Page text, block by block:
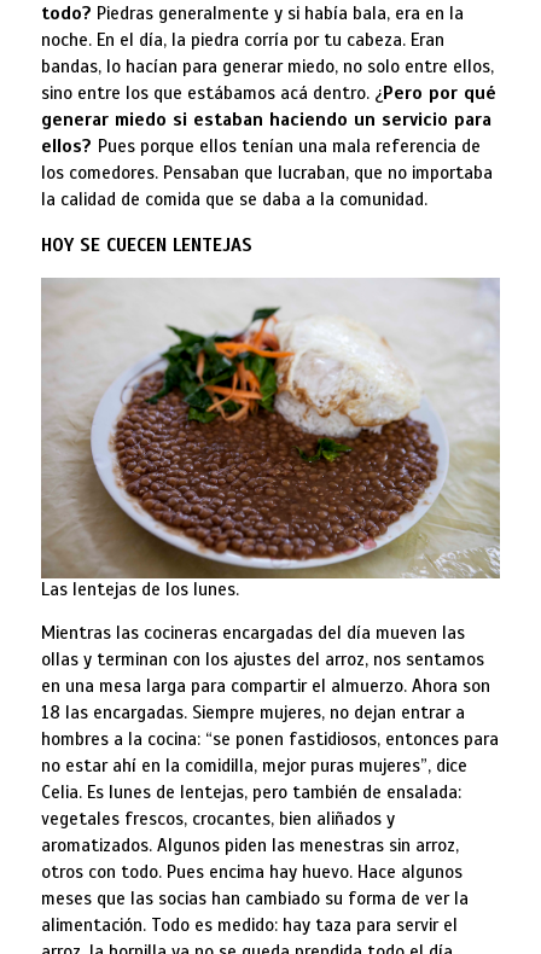
todo? Piedras generalmente y si había bala, era en la
noche. En el día, la piedra corría por tu cabeza. Eran
bandas, lo hacían para generar miedo, no solo entre ellos,
sino entre los que estábamos acá dentro. ¿Pero por qué
generar miedo si estaban haciendo un servicio para
ellos? Pues porque ellos tenían una mala referencia de
los comedores. Pensaban que lucraban, que no importaba
la calidad de comida que se daba a la comunidad.
HOY SE CUECEN LENTEJAS
Las lentejas de los lunes.
Mientras las cocineras encargadas del día mueven las
ollas y terminan con los ajustes del arroz, nos sentamos
en una mesa larga para compartir el almuerzo. Ahora son
18 las encargadas. Siempre mujeres, no dejan entrar a
hombres a la cocina: “se ponen fastidiosos, entonces para
no estar ahí en la comidilla, mejor puras mujeres”, dice
Celia. Es lunes de lentejas, pero también de ensalada:
vegetales frescos, crocantes, bien aliñados y
aromatizados. Algunos piden las menestras sin arroz,
otros con todo. Pues encima hay huevo. Hace algunos
meses que las socias han cambiado su forma de ver la
alimentación. Todo es medido: hay taza para servir el